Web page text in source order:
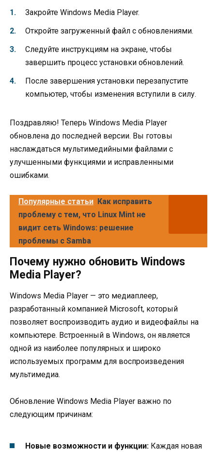
Закройте Windows Media Player.
Откройте загруженный файл с обновлениями.
Следуйте инструкциям на экране, чтобы
завершить процесс установки обновлений.
После завершения установки перезапустите
компьютер, чтобы изменения вступили в силу.
Поздравляю! Теперь Windows Media Player
обновлена до последней версии. Вы готовы
наслаждаться мультимедийными файлами с
улучшенными функциями и исправленными
ошибками.
Популярные статьи Как исправить
проблему с тем, что Linux Mint не
видит сеть Windows: решение
проблемы с Samba
Почему нужно обновить Windows
Media Player?
Windows Media Player — это медиаплеер,
разработанный компанией Microsoft, который
позволяет воспроизводить аудио и видеофайлы на
компьютере. Встроенный в Windows, он является
одной из наиболее популярных и широко
используемых программ для воспроизведения
мультимедиа.
Обновление Windows Media Player важно по
следующим причинам:
Новые возможности и функции: Каждая новая